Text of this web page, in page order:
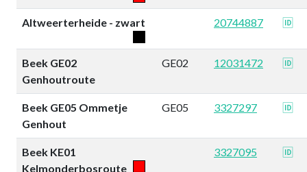
Altweerterheide - zwart 20744887 🆔
Beek GE02
Genhoutroute
GE02 12031472 🆔
Beek GE05 Ommetje
Genhout
GE05 3327297 🆔
Beek KE01
Kelmonderbosroute
3327095 🆔